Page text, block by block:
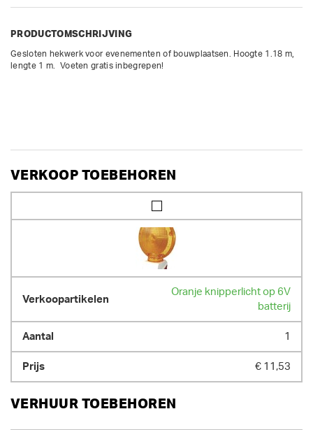
PRODUCTOMSCHRIJVING
Gesloten hekwerk voor evenementen of bouwplaatsen. Hoogte 1.18 m,
lengte 1 m.  Voeten gratis inbegrepen!
VERKOOP TOEBEHOREN
Oranje knipperlicht op 6V
batterij
1
€ 11,53
VERHUUR TOEBEHOREN